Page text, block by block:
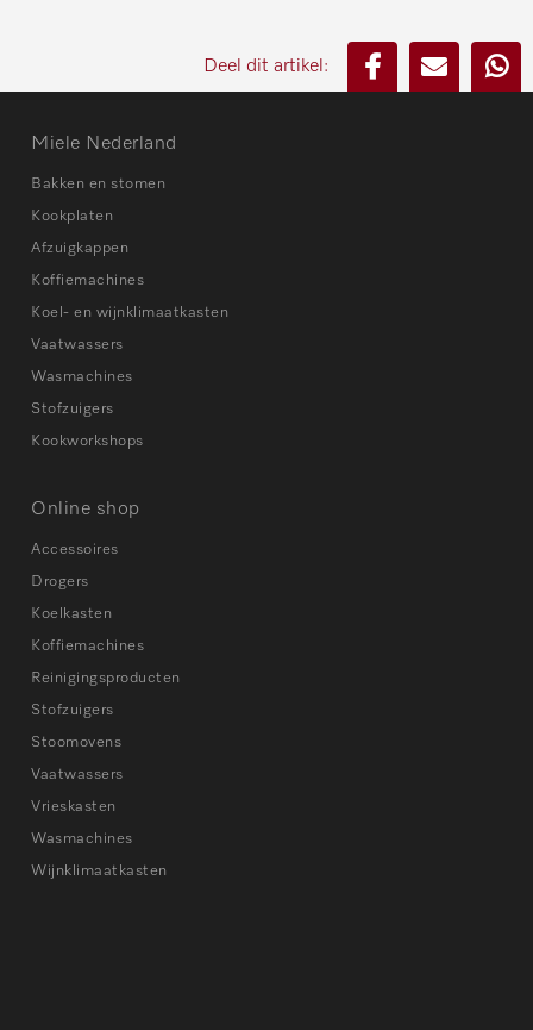
Deel dit artikel:
Miele Nederland
Bakken en stomen
Kookplaten
Afzuigkappen
Koffiemachines
Koel- en wijnklimaatkasten
Vaatwassers
Wasmachines
Stofzuigers
Kookworkshops
Online shop
Accessoires
Drogers
Koelkasten
Koffiemachines
Reinigingsproducten
Stofzuigers
Stoomovens
Vaatwassers
Vrieskasten
Wasmachines
Wijnklimaatkasten